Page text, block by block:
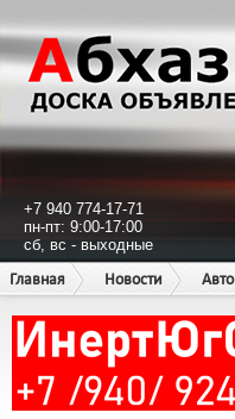
+7 940 774-17-71
пн-пт: 9:00-17:00
сб, вс - выходные
Главная
Новости Авто